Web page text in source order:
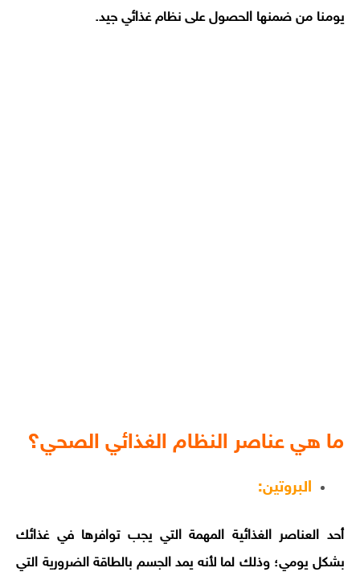
يومنا من ضمنها الحصول على نظام غذائي جيد.
ما هي عناصر النظام الغذائي الصحي؟
البروتين:
أحد العناصر الغذائية المهمة التي يجب توافرها في غذائك
بشكل يومي؛ وذلك لما لأنه يمد الجسم بالطاقة الضرورية التي